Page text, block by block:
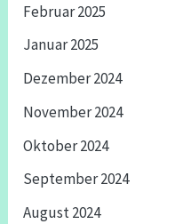
Februar 2025
Januar 2025
Dezember 2024
November 2024
Oktober 2024
September 2024
August 2024